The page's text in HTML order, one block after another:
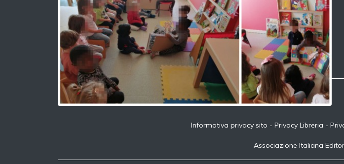
Informativa privacy sito - Privacy Libreria -
Associazione Italiana